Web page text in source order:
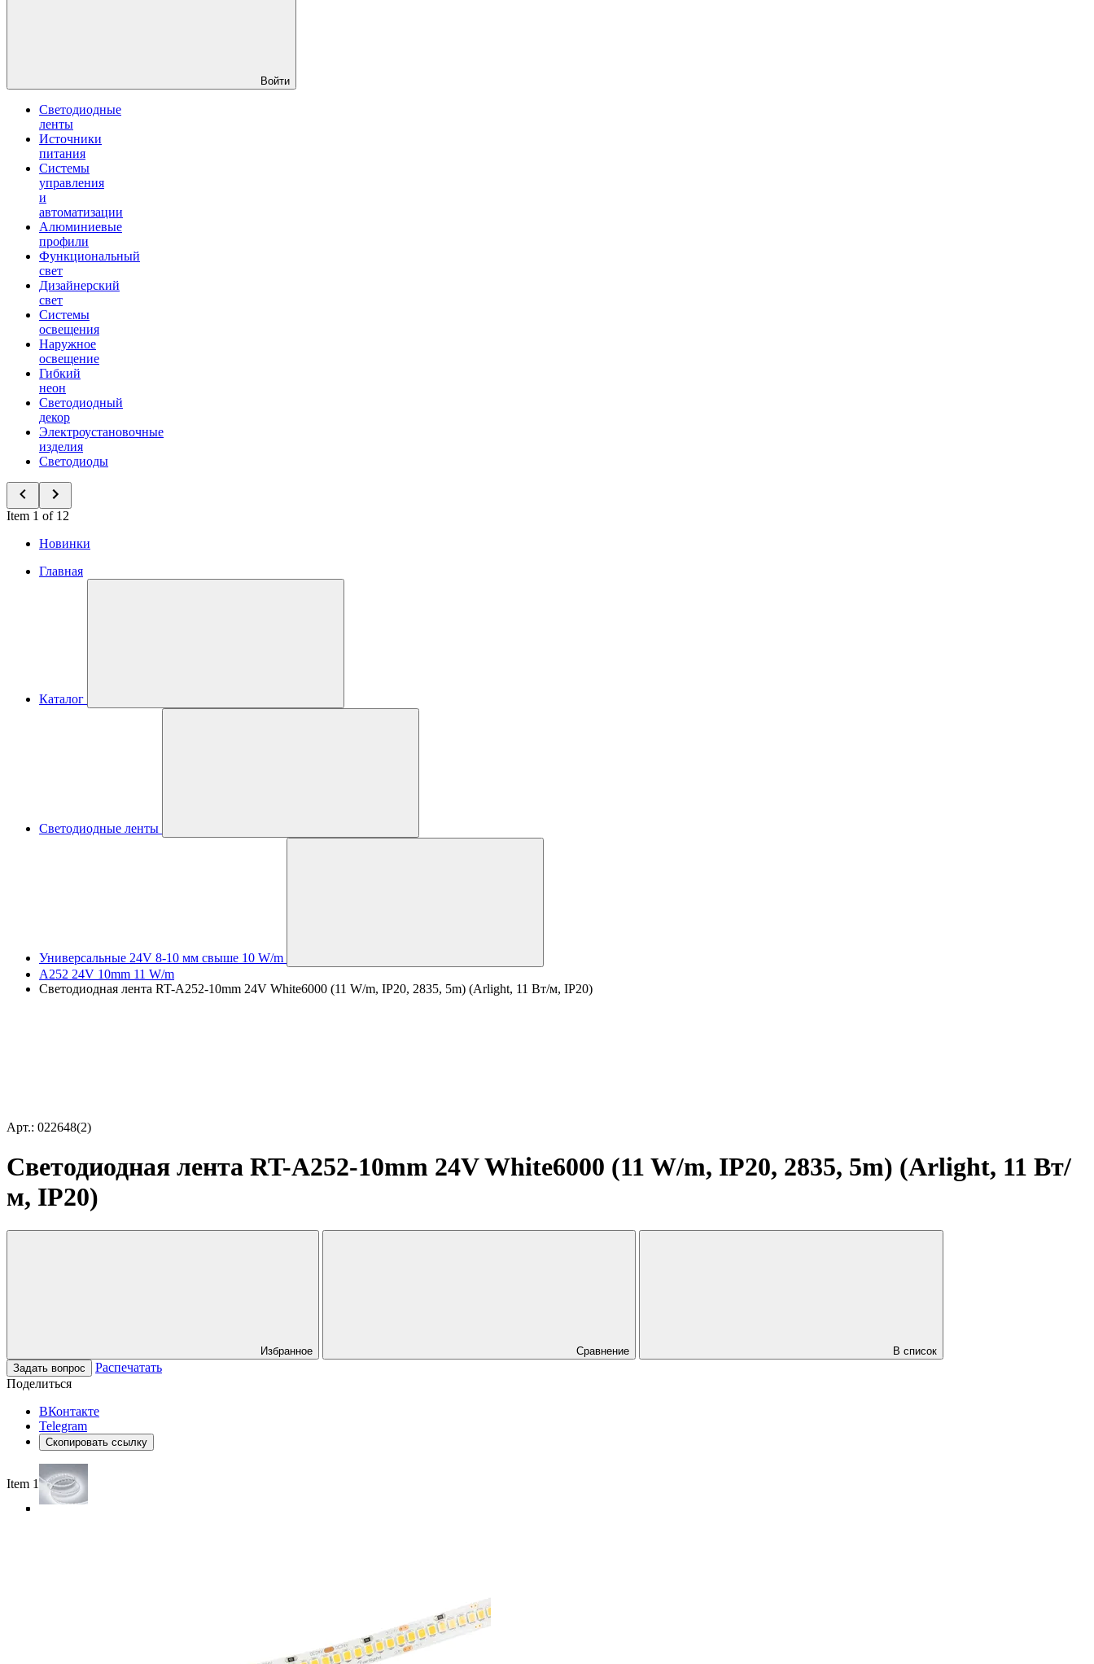
Войти
Светодиодные
ленты
Источники
питания
Системы
управления
и
автоматизации
Алюминиевые
профили
Функциональный
свет
Дизайнерский
свет
Системы
освещения
Наружное
освещение
Гибкий
неон
Светодиодный
декор
Электроустановочные
изделия
Светодиоды
Item 1 of 12
Новинки
Главная
Каталог
Светодиодные ленты
Универсальные 24V 8-10 мм свыше 10 W/m
A252 24V 10mm 11 W/m
Светодиодная лента RT-A252-10mm 24V White6000 (11 W/m, IP20, 2835, 5m) (Arlight, 11 Вт/м, IP20)
Арт.: 022648(2)
Светодиодная лента RT-A252-10mm 24V White6000 (11 W/m, IP20, 2835, 5m) (Arlight, 11 Вт/
м, IP20)
Избранное Сравнение
В список
Задать вопрос
Распечатать
Поделиться
ВКонтакте
Telegram
Скопировать ссылку
Item 1 of 4